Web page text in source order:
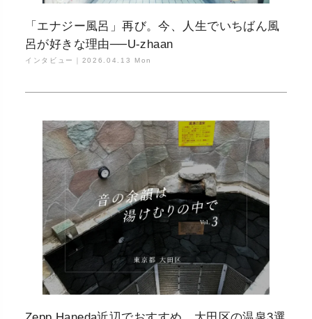
「エナジー風呂」再び。今、人生でいちばん風
呂が好きな理由──U-zhaan
インタビュー｜ 2026.04.13 Mon